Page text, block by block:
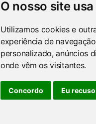
O nosso site
Utilizamos cookies e
experiência de
personalizado, anúncios
onde vêm os visitantes.
Concordo Eu recuso